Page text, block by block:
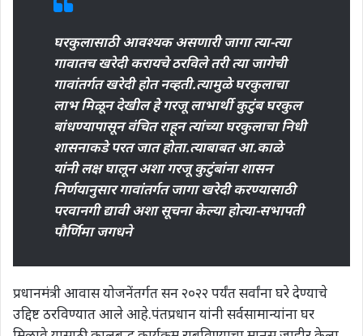
घरकुलासाठी आवश्यक असणारी जागा त्या-त्या
गावातच खरेदी करायचे ठरविले तरी त्या जागेची
गावांतर्गत खरेदी होत नव्हती.त्यामुळे घरकुलाचा
लाभ मिळून देखील हे गरजू लाभार्थी कुटुंब घरकुल
बांधण्यापासून वंचित राहून त्यांच्या घरकुलाचा निधी
शासनाकडे परत जात होता.त्याबाबत आ.काळे
यांनी लक्ष घालून अशा गरजू कुटुंबांना शासन
निर्णयानुसार गावांतर्गत जागा खरेदी करण्यासाठी
परवानगी द्यावी अशा सूचना केल्या होत्या-सभापती
पौर्णिमा जगधने
प्रधानमंत्री आवास योजनेंतर्गत सन २०२२ पर्यंत सर्वांना घरे देण्याचे
उद्दिष्ट ठरविण्यात आले आहे.पंतप्रधान यांनी सर्वसामान्यांना घर